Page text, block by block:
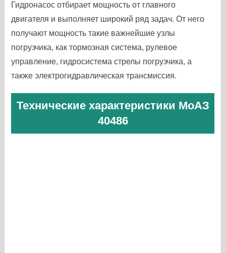
Гидронасос отбирает мощность от главного
двигателя и выполняет широкий ряд задач. От него
получают мощность такие важнейшие узлы
погрузчика, как тормозная система, рулевое
управление, гидросистема стрелы погрузчика, а
также электрогидравлическая трансмиссия.
Технические характеристики МоАЗ
40486